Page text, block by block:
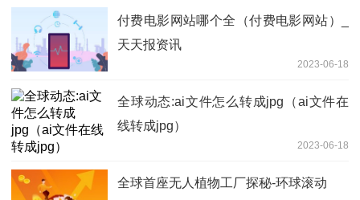
付费电影网站哪个全（付费电影网站）_
天天报资讯
2023-06-18
全球动态:ai文件怎么转成jpg（ai文件在
线转成jpg）
2023-06-18
全球首座无人植物工厂探秘-环球滚动